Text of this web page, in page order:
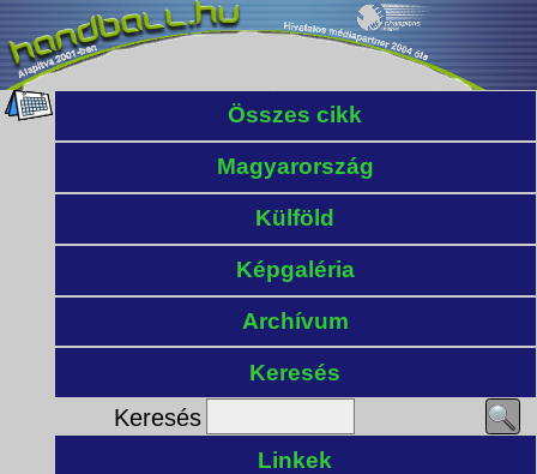
Összes cikk
Magyarország
Külföld
Képgaléria
Archívum
Keresés
Keresés
Linkek